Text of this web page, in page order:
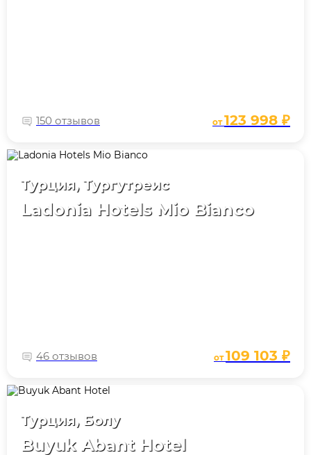
150 отзывов от123 998 ₽
Турция, Тургутреис
Ladonia Hotels Mio Bianco
46 отзывов от109 103 ₽
Турция, Болу
Buyuk Abant Hotel